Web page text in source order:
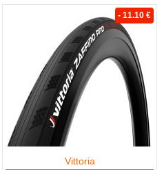
- 11.10 €
Vittoria